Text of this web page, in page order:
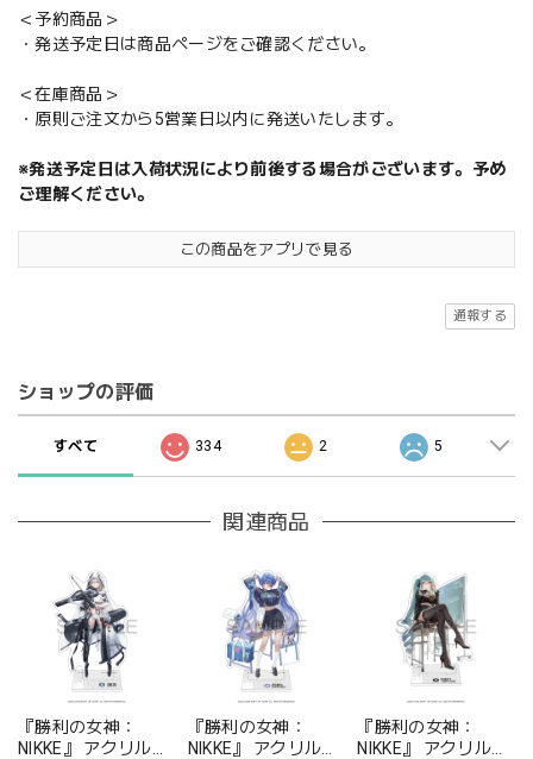
＜予約商品＞
・発送予定日は商品ページをご確認ください。
＜在庫商品＞
・原則ご注文から5営業日以内に発送いたします。
※発送予定日は入荷状況により前後する場合がございます。予め
ご理解ください。
この商品をアプリで見る
通報する
ショップの評価
すべて 334 2 5
関連商品
『勝利の女神：
NIKKE』 アクリルス
『勝利の女神：
NIKKE』 アクリルス
『勝利の女神：
NIKKE』 アクリルス